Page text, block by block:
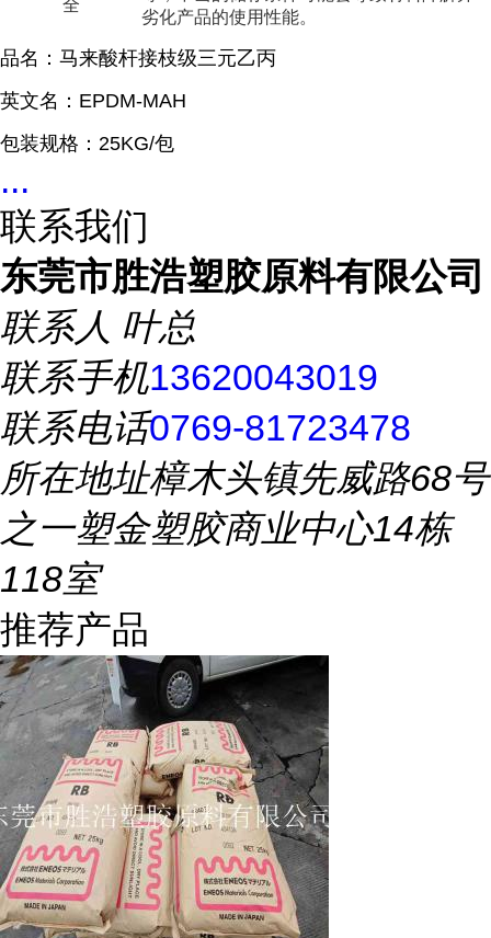
全
劣化产品的使用性能。
品名：马来酸杆接枝级三元乙丙
英文名：EPDM-MAH
包装规格：25KG/包
...
联系我们
东莞市胜浩塑胶原料有限公司
联系人 叶总
联系手机13620043019
联系电话0769-81723478
所在地址樟木头镇先威路68号
之一塑金塑胶商业中心14栋
118室
推荐产品